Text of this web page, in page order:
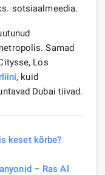
sotsiaalmeedia.
Samad
Los
, kuid
Dubai tiivad.
keset kõrbe?
– Ras Al